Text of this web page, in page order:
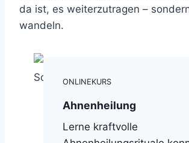
da ist, es weiterzutragen –
wandeln.
ONLINEKURS
Ahnenheilung
Lerne kraftvolle